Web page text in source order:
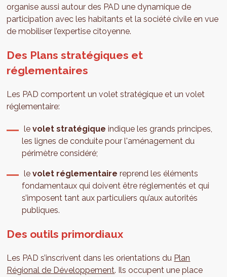
organise aussi autour des PAD une dynamique de
participation avec les habitants et la société civile en vue
de mobiliser l’expertise citoyenne.
Des Plans stratégiques et
réglementaires
Les PAD comportent un volet stratégique et un volet
réglementaire:
levolet stratégique indique les grands principes,
les lignes de conduite pour l'aménagement du
périmètre considéré;
levolet réglementaire reprend les éléments
fondamentaux qui doivent être réglementés et qui
s’imposent tant aux particuliers qu’aux autorités
publiques.
Des outils primordiaux
Les PAD s’inscrivent dans les orientations du Plan
Régional de Développement. Ils occupent une place